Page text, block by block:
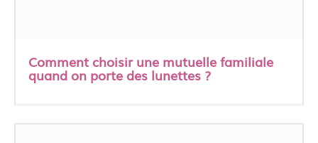
Comment choisir une mutuelle familiale
quand on porte des lunettes ?